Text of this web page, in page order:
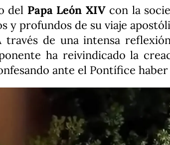
del Papa León XIVcon la
y profundos de su viaje
través de una intensa
ha reivindicado la
ante el Pontífice